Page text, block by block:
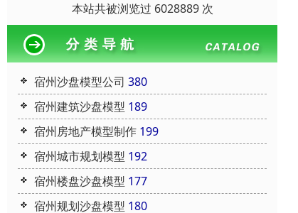
本站共被浏览过 6028889 次
宿州沙盘模型公司 380
宿州建筑沙盘模型 189
宿州房地产模型制作 199
宿州城市规划模型 192
宿州楼盘沙盘模型 177
宿州规划沙盘模型 180